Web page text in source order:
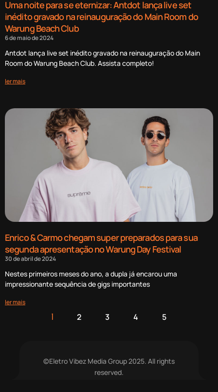
Uma noite para se eternizar: Antdot lança live set
inédito gravado na reinauguração do Main Room do
Warung Beach Club
6 de maio de 2024
Antdot lança live set inédito gravado na reinauguração do Main
Room do Warung Beach Club. Assista completo!
ler mais
Enrico & Carmo chegam super preparados para sua
segunda apresentação no Warung Day Festival
30 de abril de 2024
Nestes primeiros meses do ano, a dupla já encarou uma
impressionante sequência de gigs importantes
ler mais
1 2 3 4 5
©Eletro Vibez Media Group 2025. All rights
reserved.